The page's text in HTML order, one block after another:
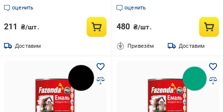
оценить
211 ₴/шт.
Доставим
(960444)
оценить
480 ₴/шт.
Привезём Доставим